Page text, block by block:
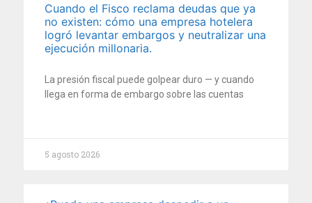
Cuando el Fisco reclama deudas que ya
no existen: cómo una empresa hotelera
logró levantar embargos y neutralizar una
ejecución millonaria.
La presión fiscal puede golpear duro — y cuando
llega en forma de embargo sobre las cuentas
5 agosto 2026